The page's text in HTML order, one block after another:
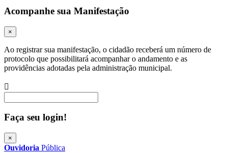
Acompanhe sua Manifestação
×
Ao registrar sua manifestação, o cidadão receberá um número de
protocolo que possibilitará acompanhar o andamento e as
providências adotadas pela administração municipal.
Faça seu login!
×
Ouvidoria Pública